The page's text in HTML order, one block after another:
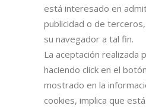
está interesado en
publicidad o de
su navegador a tal fin.
La aceptación realizada
haciendo click en el
mostrado en la
cookies, implica que